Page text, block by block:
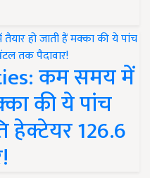
कम समय में
की ये पांच
हेक्टेयर 126.6